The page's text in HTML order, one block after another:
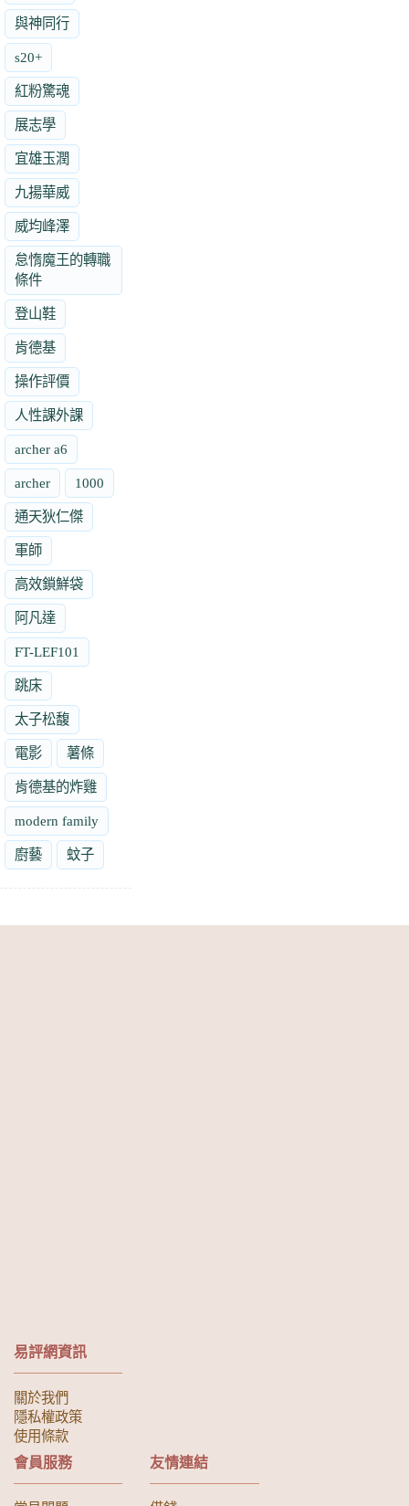
與神同行
s20+
紅粉驚魂
展志學
宜雄玉潤
九揚華威
威均峰澤
怠惰魔王的轉職
條件
登山鞋
肯德基
操作評價
人性課外課
archer a6
archer 1000
通天狄仁傑
軍師
高效鎖鮮袋
阿凡達
FT-LEF101
跳床
太子松馥
電影 薯條
肯德基的炸雞
modern family
廚藝 蚊子
易評網資訊
關於我們
隱私權政策
使用條款
會員服務 友情連結